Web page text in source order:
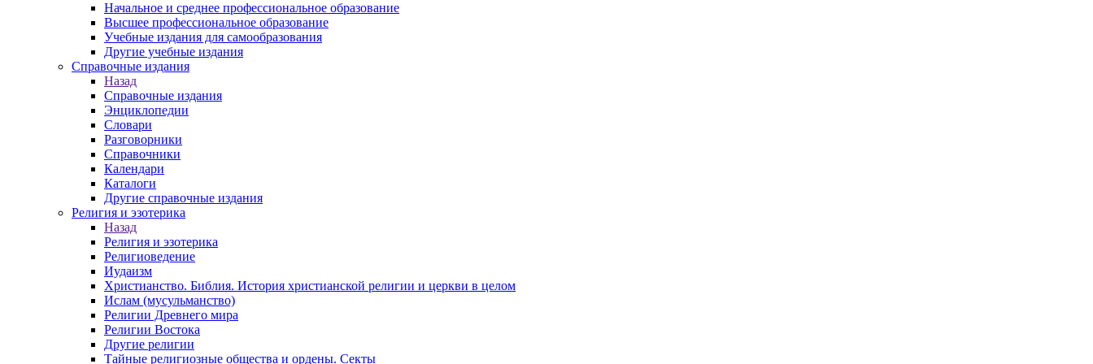
Начальное и среднее профессиональное образование
Высшее профессиональное образование
Учебные издания для самообразования
Другие учебные издания
Справочные издания
Назад
Справочные издания
Энциклопедии
Словари
Разговорники
Справочники
Календари
Каталоги
Другие справочные издания
Религия и эзотерика
Назад
Религия и эзотерика
Религиоведение
Иудаизм
Христианство. Библия. История христианской религии и церкви в целом
Ислам (мусульманство)
Религии Древнего мира
Религии Востока
Другие религии
Тайные религиозные общества и ордены. Секты